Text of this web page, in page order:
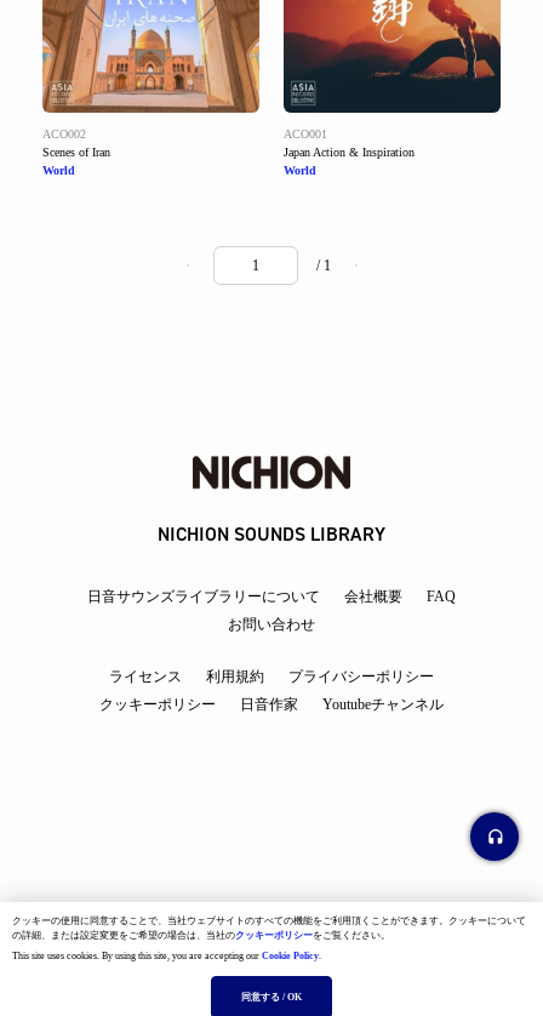
クッキーの使用に同意することで、当社ウェブサイトのすべての機能をご利用頂くことができます。クッキーについて
の詳細、または設定変更をご希望の場合は、当社のクッキーポリシーをご覧ください。
This site uses cookies. By using this site, you are accepting our Cookie Policy.
同意する / OK
ACO002
Scenes of Iran
World
ACO001
Japan Action & Inspiration
World
/ 1
NICHION SOUNDS LIBRARY
日音サウンズライブラリーについて 会社概要
FAQ
お問い合わせ
ライセンス 利用規約
プライバシーポリシー
クッキーポリシー
日音作家 Youtubeチャンネル